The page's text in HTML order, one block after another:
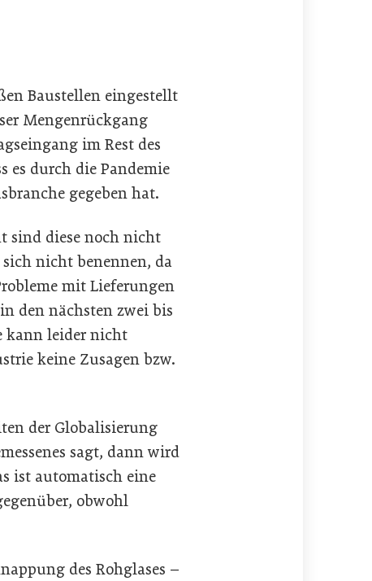
Baustellen eingestellt
Mengenrückgang
im Rest des
es durch die Pandemie
gegeben hat.
sind diese noch nicht
nicht benennen, da
mit Lieferungen
den nächsten zwei bis
kann leider nicht
keine Zusagen bzw.
der Globalisierung
sagt, dann wird
ist automatisch eine
obwohl
des Rohglases –